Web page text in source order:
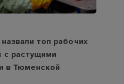
топ рабочих
с растущими
в Тюменской